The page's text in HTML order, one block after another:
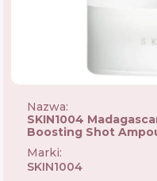
Nazwa:
SKIN1004
Boosting Shot
Marki:
SKIN1004